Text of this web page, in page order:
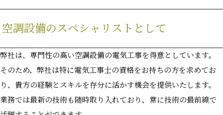
空調設備のスペシャリストとして
弊社は、専門性の高い空調設備の電気工事を得意としています。
そのため、弊社は特に電気工事士の資格をお持ちの方を求めてお
り、貴方の経験とスキルを存分に活かす機会を提供いたします。
業務では最新の技術も随時取り入れており、常に技術の最前線で